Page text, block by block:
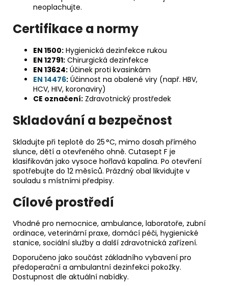
neoplachujte.
Certifikace a normy
EN 1500: Hygienická dezinfekce rukou
EN 12791: Chirurgická dezinfekce
EN 13624: Účinek proti kvasinkám
EN 14476: Účinnost na obalené viry (např. HBV,
HCV, HIV, koronaviry)
CE označení: Zdravotnický prostředek
Skladování a bezpečnost
Skladujte při teplotě do 25 °C, mimo dosah přímého
slunce, dětí a otevřeného ohně. Cutasept F je
klasifikován jako vysoce hořlavá kapalina. Po otevření
spotřebujte do 12 měsíců. Prázdný obal likvidujte v
souladu s místními předpisy.
Cílové prostředí
Vhodné pro nemocnice, ambulance, laboratoře, zubní
ordinace, veterinární praxe, domácí péči, hygienické
stanice, sociální služby a další zdravotnická zařízení.
Doporučeno jako součást základního vybavení pro
předoperační a ambulantní dezinfekci pokožky.
Dostupnost dle aktuální nabídky.